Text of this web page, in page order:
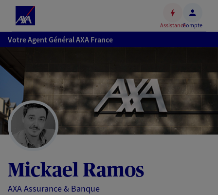
Accéder
au
Accéder
au
pied
de
page
AssistanceCompte
Votre Agent Général AXA France
Mickael Ramos
AXA Assurance & Banque